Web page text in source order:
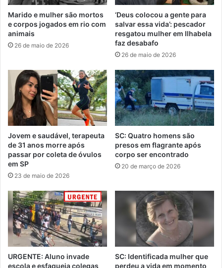
Marido e mulher são mortos
e corpos jogados em rio com
animais
26 de maio de 2026
‘Deus colocou a gente para
salvar essa vida’: pescador
resgatou mulher em Ilhabela
faz desabafo
26 de maio de 2026
Jovem e saudável, terapeuta
de 31 anos morre após
passar por coleta de óvulos
em SP
23 de maio de 2026
SC: Quatro homens são
presos em flagrante após
corpo ser encontrado
20 de março de 2026
URGENTE: Aluno invade
escola e esfaqueia colegas
SC: Identificada mulher que
perdeu a vida em momento